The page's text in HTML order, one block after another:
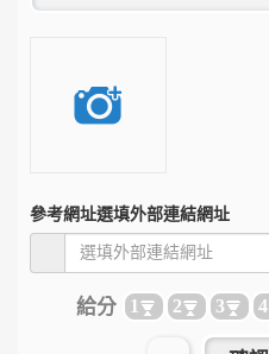
參考網址選填外部連結網址
給分 1 2 3 4